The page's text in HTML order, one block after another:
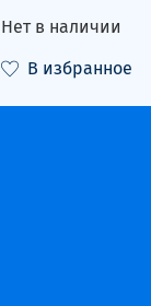
Нет в наличии
В избранное